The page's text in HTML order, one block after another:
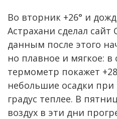
Во вторник +26° и
Астрахани сделал сайт
данным после этого
но плавное и мягкое: в
термометр покажет
небольшие осадки
градус теплее. В
воздух в эти дни